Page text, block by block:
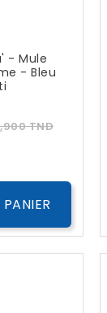
- Mule
- Bleu
TNDPrix